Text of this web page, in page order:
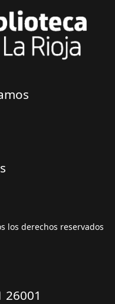
los derechos reservados
26001